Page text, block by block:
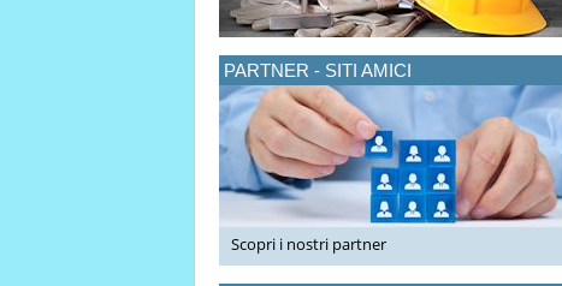
PARTNER - SITI AMICI
Scopri i nostri partner